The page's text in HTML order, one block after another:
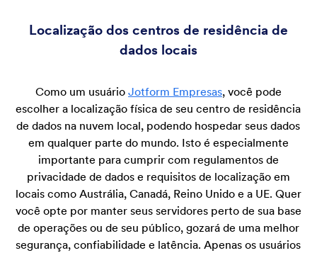
Localização dos centros de residência de
dados locais
Como um usuário Jotform Empresas, você pode
escolher a localização física de seu centro de residência
de dados na nuvem local, podendo hospedar seus dados
em qualquer parte do mundo. Isto é especialmente
importante para cumprir com regulamentos de
privacidade de dados e requisitos de localização em
locais como Austrália, Canadá, Reino Unido e a UE. Quer
você opte por manter seus servidores perto de sua base
de operações ou de seu público, gozará de uma melhor
segurança, confiabilidade e latência. Apenas os usuários